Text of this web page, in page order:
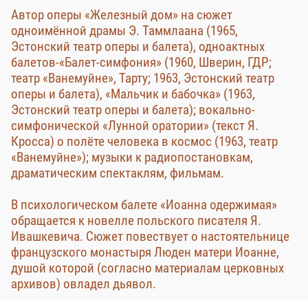
Автор оперы «Железный дом» на сюжет
одноимённой драмы Э. Таммлаана (1965,
Эстонский театр оперы и балета), одноактных
балетов-«Балет-симфония» (1960, Шверин, ГДР;
театр «Ванемуйне», Тарту; 1963, Эстонский театр
оперы и балета), «Мальчик и бабочка» (1963,
Эстонский театр оперы и балета); вокально-
симфонической «Лунной оратории» (текст Я.
Кросса) о полёте человека в космос (1963, театр
«Ванемуйне»); музыки к радиопостановкам,
драматическим спектаклям, фильмам.
В психологическом балете «Иоанна одержимая»
обращается к новелле польского писателя Я.
Ивашкевича. Сюжет повествует о настоятельнице
французского монастыря Люден матери Иоанне,
душой которой (согласно материалам церковных
архивов) овладел дьявол.